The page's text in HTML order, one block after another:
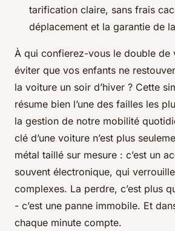
tarification claire, sans frais
déplacement et la garantie de
À qui confierez-vous le double de
éviter que vos enfants ne
la voiture un soir d’hiver ? Cette
résume bien l’une des failles les
la gestion de notre mobilité
clé d’une voiture n’est plus
métal taillé sur mesure : c’est un
souvent électronique, qui
complexes. La perdre, c’est plus
- c’est une panne immobile. Et
chaque minute compte.